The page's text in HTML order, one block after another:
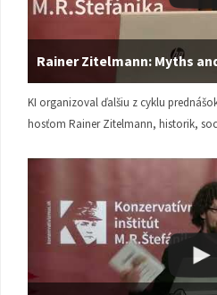
Rainer Zitelmann: Myths
KI organizoval ďalšiu z cyklu
hosťom Rainer Zitelmann, historik,